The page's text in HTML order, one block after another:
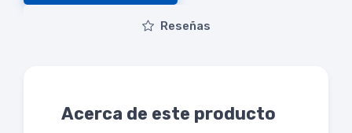
Reseñas
Acerca de este producto